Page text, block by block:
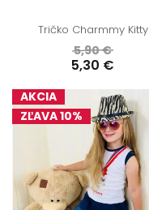
Tričko Charmmy Kitty
5,90 €
5,30 €
AKCIA
ZĽAVA 10%